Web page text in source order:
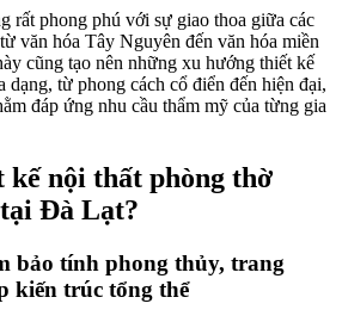
rất phong phú với sự giao thoa giữa các
văn hóa Tây Nguyên đến văn hóa miền
cũng tạo nên những xu hướng thiết kế
dạng, từ phong cách cổ điển đến hiện đại,
đáp ứng nhu cầu thẩm mỹ của từng gia
kế nội thất phòng thờ
Đà Lạt?
bảo tính phong thủy, trang
kiến trúc tổng thể